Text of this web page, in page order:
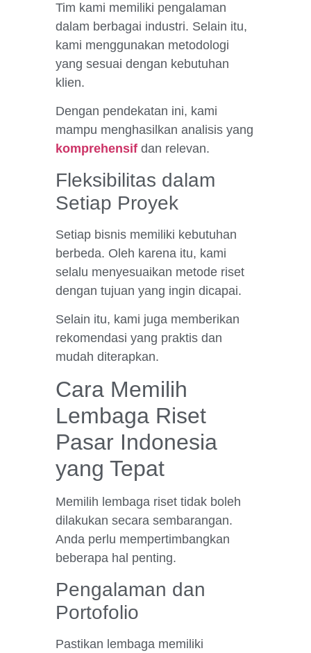
Tim kami memiliki pengalaman
dalam berbagai industri. Selain itu,
kami menggunakan metodologi
yang sesuai dengan kebutuhan
klien.
Dengan pendekatan ini, kami
mampu menghasilkan analisis yang
komprehensif dan relevan.
Fleksibilitas dalam
Setiap Proyek
Setiap bisnis memiliki kebutuhan
berbeda. Oleh karena itu, kami
selalu menyesuaikan metode riset
dengan tujuan yang ingin dicapai.
Selain itu, kami juga memberikan
rekomendasi yang praktis dan
mudah diterapkan.
Cara Memilih
Lembaga Riset
Pasar Indonesia
yang Tepat
Memilih lembaga riset tidak boleh
dilakukan secara sembarangan.
Anda perlu mempertimbangkan
beberapa hal penting.
Pengalaman dan
Portofolio
Pastikan lembaga memiliki